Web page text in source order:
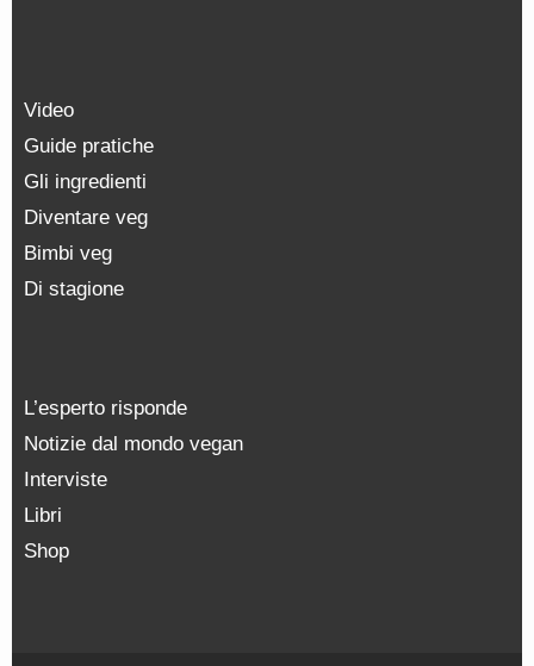
Video
Guide pratiche
Gli ingredienti
Diventare veg
Bimbi veg
Di stagione
L’esperto risponde
Notizie dal mondo vegan
Interviste
Libri
Shop